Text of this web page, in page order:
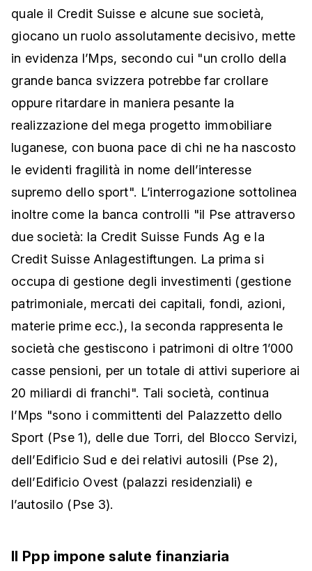
quale il Credit Suisse e alcune sue società,
giocano un ruolo assolutamente decisivo, mette
in evidenza l’Mps, secondo cui "un crollo della
grande banca svizzera potrebbe far crollare
oppure ritardare in maniera pesante la
realizzazione del mega progetto immobiliare
luganese, con buona pace di chi ne ha nascosto
le evidenti fragilità in nome dell’interesse
supremo dello sport". L’interrogazione sottolinea
inoltre come la banca controlli "il Pse attraverso
due società: la Credit Suisse Funds Ag e la
Credit Suisse Anlagestiftungen. La prima si
occupa di gestione degli investimenti (gestione
patrimoniale, mercati dei capitali, fondi, azioni,
materie prime ecc.), la seconda rappresenta le
società che gestiscono i patrimoni di oltre 1’000
casse pensioni, per un totale di attivi superiore ai
20 miliardi di franchi". Tali società, continua
l’Mps "sono i committenti del Palazzetto dello
Sport (Pse 1), delle due Torri, del Blocco Servizi,
dell’Edificio Sud e dei relativi autosili (Pse 2),
dell’Edificio Ovest (palazzi residenziali) e
l’autosilo (Pse 3).
Il Ppp impone salute finanziaria